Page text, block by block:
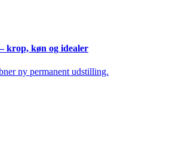
krop, køn og idealer
ny permanent udstilling.